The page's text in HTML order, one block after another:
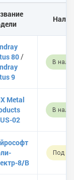
80/
9
В
Metal
02
В
8/B
Под